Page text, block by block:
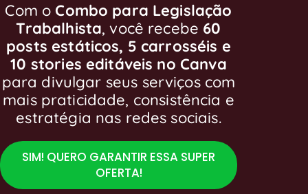
Com o Combo para Legislação
Trabalhista, você recebe 60
posts estáticos, 5 carrosséis e
10 stories editáveis no Canva
para divulgar seus serviços com
mais praticidade, consistência e
estratégia nas redes sociais.
SIM! QUERO GARANTIR ESSA SUPER
OFERTA!